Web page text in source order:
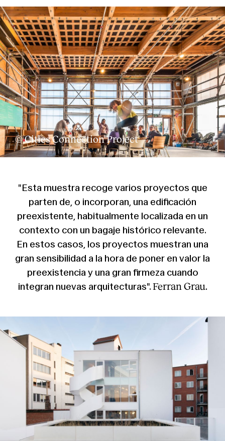
Clientes
© Cities Connection Project
"Esta muestra recoge varios proyectos que
parten de, o incorporan, una edificación
preexistente, habitualmente localizada en un
contexto con un bagaje histórico relevante.
En estos casos, los proyectos muestran una
gran sensibilidad a la hora de poner en valor la
preexistencia y una gran firmeza cuando
integran nuevas arquitecturas". Ferran Grau.